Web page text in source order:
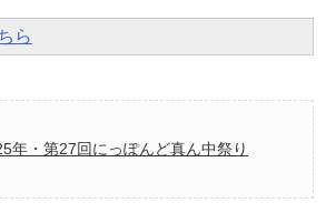
ら
年・第27回にっぽんど真ん中祭り